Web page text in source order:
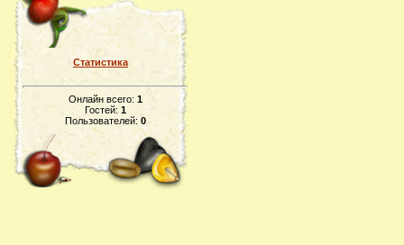
Статистика
Онлайн всего: 1
Гостей: 1
Пользователей: 0